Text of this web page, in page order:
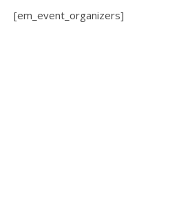
[em_event_organizers]